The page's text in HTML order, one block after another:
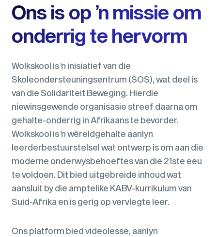
Ons is op ŉ missie om
onderrig te hervorm
Wolkskool is ŉ inisiatief van die
Skoleondersteuningsentrum (SOS), wat deel is
van die Solidariteit Beweging. Hierdie
niewinsgewende organisasie streef daarna om
gehalte-onderrig in Afrikaans te bevorder.
Wolkskool is ŉ wêreldgehalte aanlyn
leerderbestuurstelsel wat ontwerp is om aan die
moderne onderwysbehoeftes van die 21ste eeu
te voldoen. Dit bied uitgebreide inhoud wat
aansluit by die amptelike KABV-kurrikulum van
Suid-Afrika en is gerig op vervlegte leer.
Ons platform bied videolesse, aanlyn